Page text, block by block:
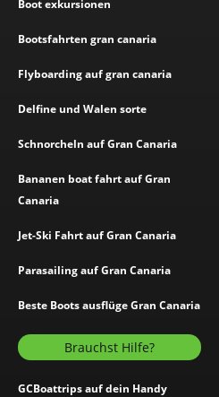
Boot exkursionen
Bootsfahrten gran canaria
Flyboarding auf gran canaria
Delfine und Walen sorte
Schnorcheln auf Gran Canaria
Bananen boat fahrt auf Gran
Canaria
Jet-Ski Fahrt auf Gran Canaria
Parasailing auf Gran Canaria
Beste Boots ausflüge Gran Canaria
Brauchst Hilfe?
GCBoattrips auf dein Handy